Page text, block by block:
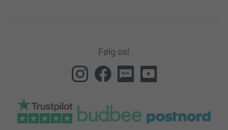
Følg os!